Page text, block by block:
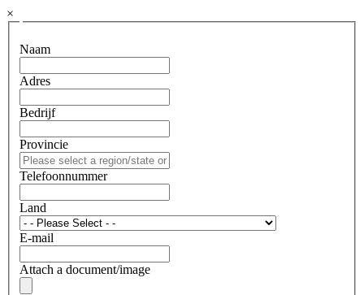
×
Naam
Adres
Bedrijf
Provincie
Telefoonnummer
Land
E-mail
Attach a document/image